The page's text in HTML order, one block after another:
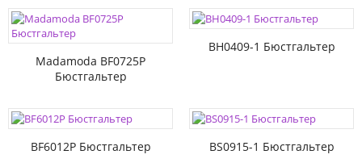
Madamoda BF0725P
Бюстгальтер
BH0409-1 Бюстгальтер
BF6012P Бюстгальтер BS0915-1 Бюстгальтер